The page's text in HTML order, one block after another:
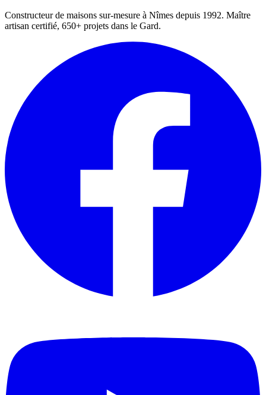
Constructeur de maisons sur-mesure à Nîmes depuis 1992. Maître
artisan certifié, 650+ projets dans le Gard.